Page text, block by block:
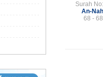
Surah
An-
68 - 68